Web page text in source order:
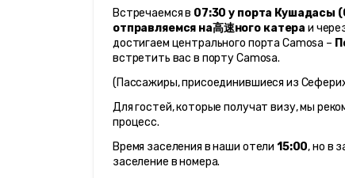
Встречаемся в 07:30 у порта Кушадасы
отправляемся на高速ного катера и
достигаем центрального порта Сamosа –
встретить вас в порту Сamosа.
(Пассажиры, присоединившиеся из
Для гостей, которые получат визу, мы
процесс.
Время заселения в наши отели 15:00, но в
заселение в номера.